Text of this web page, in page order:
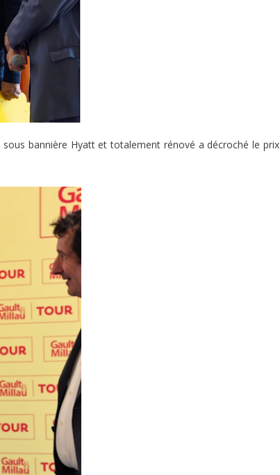
bannière Hyatt et totalement rénové a décroché le prix